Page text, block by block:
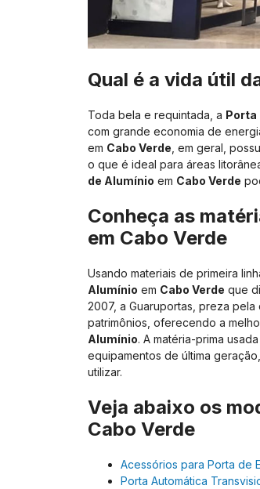
Qual é a vida útil
Toda bela e requintada, a Porta
com grande economia de
em Cabo Verde , em geral,
o que é ideal para áreas
de Alumínio em Cabo Verde
Conheça as
em Cabo Verde
Usando materiais de primeira
Alumínio em Cabo Verde que
2007, a Guaruportas, preza
patrimônios, oferecendo a
Alumínio. A matéria-prima
equipamentos de última
utilizar.
Veja abaixo os
Cabo Verde
Acessórios para Porta de
Porta Automática